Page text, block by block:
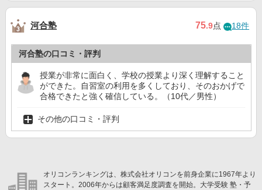
河合塾 75.9点 18件
河合塾の口コミ・評判
授業が非常に面白く、学校の授業より深く理解すること
ができた。自習室の利用を多くしており、そのおかげで
合格できたと強く確信している。（10代／男性）
その他の口コミ・評判
オリコンランキングは、株式会社オリコンを前身企業に1967年より
スタート。2006年からは顧客満足度調査を開始。大学受験 塾・予